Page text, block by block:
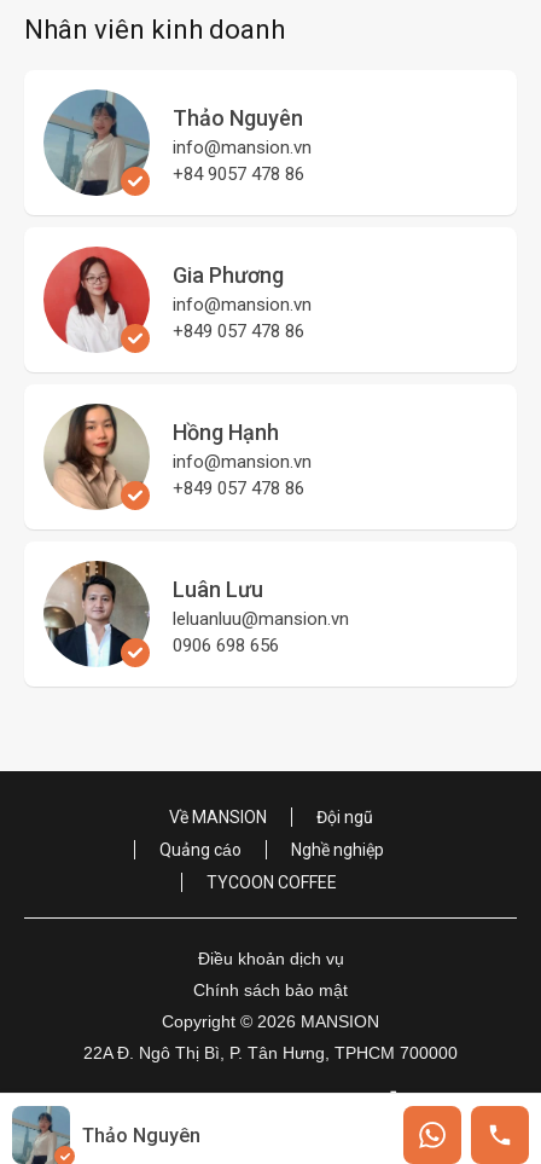
Nhân viên kinh doanh
Thảo Nguyên
info@mansion.vn
+84 9057 478 86
Gia Phương
info@mansion.vn
+849 057 478 86
Hồng Hạnh
info@mansion.vn
+849 057 478 86
Luân Lưu
leluanluu@mansion.vn
0906 698 656
Về MANSION
Đội ngũ
Quảng cáo
Nghề nghiệp
TYCOON COFFEE
Điều khoản dịch vụ
Chính sách bảo mật
Copyright © 2026 MANSION
22A Đ. Ngô Thị Bì, P. Tân Hưng, TPHCM 700000
Thảo Nguyên